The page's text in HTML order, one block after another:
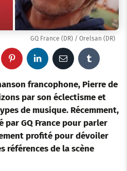
GQ France (DR) / Orelsan (DR)
P
n
t
e
n
k
E
a
i
m
b
francophone, Pierre de
par son éclectisme et
de musique. Récemment,
par GQ France pour parler
profité pour dévoiler
références de la scène